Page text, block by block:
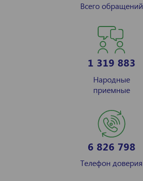
Всего обращений
1 319 883
Народные
приемные
6 826 798
Телефон доверия